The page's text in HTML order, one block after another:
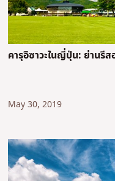
คารุอิซาวะในญี่ปุ่น: ย่านรี
May 30, 2019